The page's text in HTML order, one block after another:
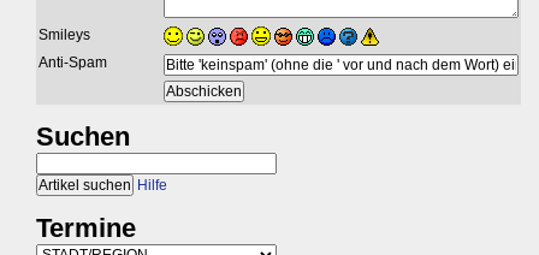
Smileys
Anti-Spam
Suchen
Hilfe
Termine